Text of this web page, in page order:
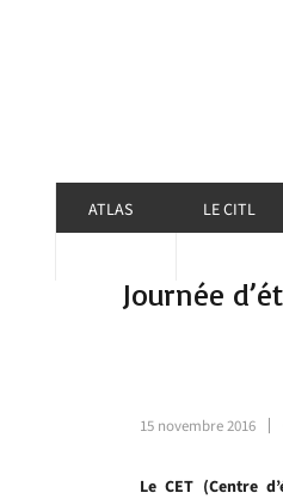
ATLAS LE CITL
Journée
15 novembre 2016
Le CET (Centre